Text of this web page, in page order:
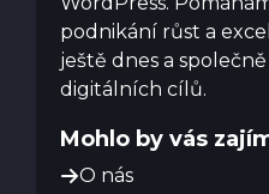
podnikání růst a
ještě dnes a
digitálních cílů.
Mohlo by vás
O nás